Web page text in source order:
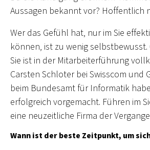
Aussagen bekannt vor? Hoffentlich
Wer das Gefühl hat, nur im Sie
können, ist zu wenig
Sie ist in der Mitarbeiterführung
Carsten Schloter bei Swisscom und
beim Bundesamt für Informatik
erfolgreich vorgemacht. Führen im
eine neuzeitliche Firma der
Wann ist der beste Zeitpunkt, um